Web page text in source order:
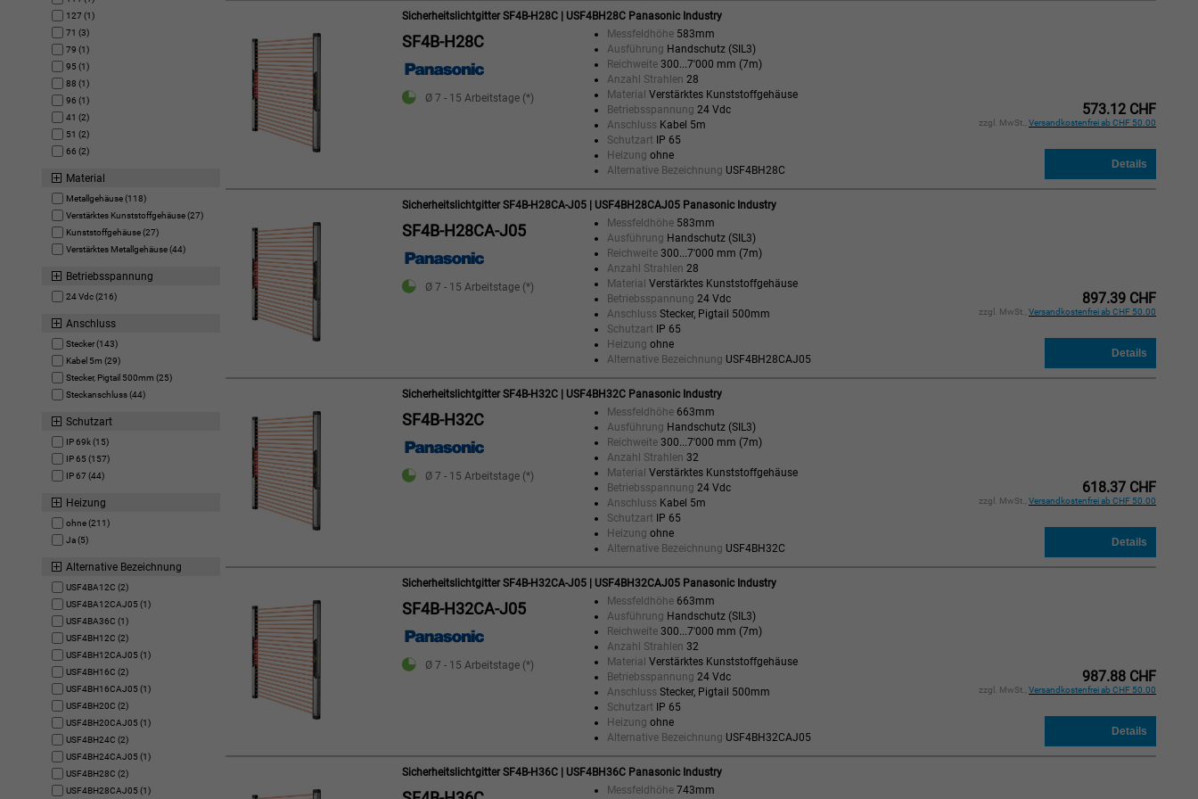
127 (1)
71 (3)
79 (1)
95 (1)
88 (1)
96 (1)
41 (2)
51 (2)
66 (2)
Material
Metallgehäuse (118)
Verstärktes Kunststoffgehäuse (27)
Kunststoffgehäuse (27)
Verstärktes Metallgehäuse (44)
Betriebsspannung
24 Vdc (216)
Anschluss
Stecker (143)
Kabel 5m (29)
Stecker, Pigtail 500mm (25)
Steckanschluss (44)
Schutzart
IP 69k (15)
IP 65 (157)
IP 67 (44)
Heizung
ohne (211)
Ja (5)
Alternative Bezeichnung
USF4BA12C (2)
USF4BA12CAJ05 (1)
USF4BA36C (1)
USF4BH12C (2)
USF4BH12CAJ05 (1)
USF4BH16C (2)
USF4BH16CAJ05 (1)
USF4BH20C (2)
USF4BH20CAJ05 (1)
USF4BH24C (2)
USF4BH24CAJ05 (1)
USF4BH28C (2)
USF4BH28CAJ05 (1)
Sicherheitslichtgitter SF4B-H28C | USF4BH28C Panasonic Industry
SF4B-H28C
Ø 7 - 15 Arbeitstage (*)
Messfeldhöhe 583mm
Ausführung Handschutz (SIL3)
Reichweite 300...7'000 mm (7m)
Anzahl Strahlen 28
Material Verstärktes Kunststoffgehäuse
Betriebsspannung 24 Vdc
Anschluss Kabel 5m
Schutzart
IP 65
Heizung ohne
Alternative Bezeichnung USF4BH28C
573.12 CHF
zzgl. MwSt., Versandkostenfrei ab CHF 50.00
Sicherheitslichtgitter SF4B-H28CA-J05 | USF4BH28CAJ05 Panasonic Industry
SF4B-H28CA-J05
Ø 7 - 15 Arbeitstage (*)
Messfeldhöhe 583mm
Ausführung Handschutz (SIL3)
Reichweite 300...7'000 mm (7m)
Anzahl Strahlen 28
Material Verstärktes Kunststoffgehäuse
Betriebsspannung 24 Vdc
Anschluss Stecker, Pigtail 500mm
Schutzart
IP 65
Heizung ohne
Alternative Bezeichnung USF4BH28CAJ05
897.39 CHF
zzgl. MwSt., Versandkostenfrei ab CHF 50.00
Sicherheitslichtgitter SF4B-H32C | USF4BH32C Panasonic Industry
SF4B-H32C
Ø 7 - 15 Arbeitstage (*)
Messfeldhöhe 663mm
Ausführung Handschutz (SIL3)
Reichweite 300...7'000 mm (7m)
Anzahl Strahlen 32
Material Verstärktes Kunststoffgehäuse
Betriebsspannung 24 Vdc
Anschluss Kabel 5m
Schutzart
IP 65
Heizung ohne
Alternative Bezeichnung USF4BH32C
618.37 CHF
zzgl. MwSt., Versandkostenfrei ab CHF 50.00
Sicherheitslichtgitter SF4B-H32CA-J05 | USF4BH32CAJ05 Panasonic Industry
SF4B-H32CA-J05
Ø 7 - 15 Arbeitstage (*)
Messfeldhöhe 663mm
Ausführung Handschutz (SIL3)
Reichweite 300...7'000 mm (7m)
Anzahl Strahlen 32
Material Verstärktes Kunststoffgehäuse
Betriebsspannung 24 Vdc
Anschluss Stecker, Pigtail 500mm
Schutzart
IP 65
Heizung ohne
Alternative Bezeichnung USF4BH32CAJ05
987.88 CHF
zzgl. MwSt., Versandkostenfrei ab CHF 50.00
Sicherheitslichtgitter SF4B-H36C | USF4BH36C Panasonic Industry
Messfeldhöhe 743mm